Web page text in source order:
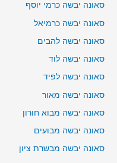
סאונה יבשה כרמי יוסף
סאונה יבשה כרמיאל
סאונה יבשה להבים
סאונה יבשה לוד
סאונה יבשה לפיד
סאונה יבשה מאור
סאונה יבשה מבוא חורון
סאונה יבשה מבועים
סאונה יבשה מבשרת ציון